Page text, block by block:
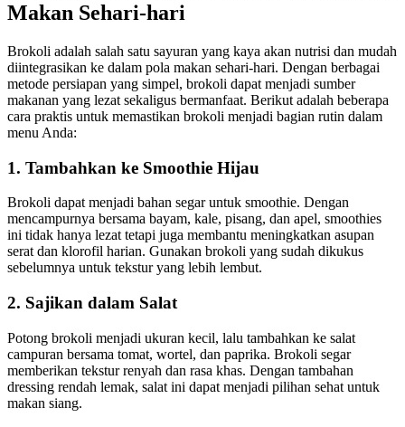
Makan Sehari-hari
Brokoli adalah salah satu sayuran yang kaya akan nutrisi dan mudah
diintegrasikan ke dalam pola makan sehari-hari. Dengan berbagai
metode persiapan yang simpel, brokoli dapat menjadi sumber
makanan yang lezat sekaligus bermanfaat. Berikut adalah beberapa
cara praktis untuk memastikan brokoli menjadi bagian rutin dalam
menu Anda:
1. Tambahkan ke Smoothie Hijau
Brokoli dapat menjadi bahan segar untuk smoothie. Dengan
mencampurnya bersama bayam, kale, pisang, dan apel, smoothies
ini tidak hanya lezat tetapi juga membantu meningkatkan asupan
serat dan klorofil harian. Gunakan brokoli yang sudah dikukus
sebelumnya untuk tekstur yang lebih lembut.
2. Sajikan dalam Salat
Potong brokoli menjadi ukuran kecil, lalu tambahkan ke salat
campuran bersama tomat, wortel, dan paprika. Brokoli segar
memberikan tekstur renyah dan rasa khas. Dengan tambahan
dressing rendah lemak, salat ini dapat menjadi pilihan sehat untuk
makan siang.